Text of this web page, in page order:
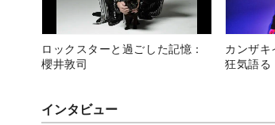
ロックスターと過ごした記憶：
櫻井敦司
カンザ
狂気語る
インタビュー